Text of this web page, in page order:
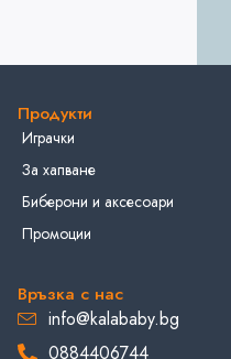
Продукти
Играчки
За хапване
Биберони и аксесоари
Промоции
Връзка с нас
info@kalababy.bg
0884406744